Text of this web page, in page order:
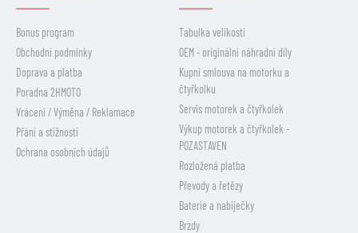
Bonus program
Obchodní podmínky
Doprava a platba
Poradna 2HMOTO
Vrácení / Výměna / Reklamace
Přání a stížnosti
Ochrana osobních údajů
Tabulka velikostí
OEM - originální náhradní díly
Kupní smlouva na motorku a
čtyřkolku
Servis motorek a čtyřkolek
Výkup motorek a čtyřkolek -
POZASTAVEN
Rozložená platba
Převody a řetězy
Baterie a nabíječky
Brzdy